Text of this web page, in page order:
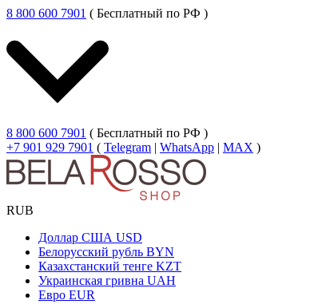
8 800 600 7901 ( Бесплатный по РФ )
8 800 600 7901 ( Бесплатный по РФ )
+7 901 929 7901 ( Telegram | WhatsApp | MAX )
RUB
Доллар США USD
Белорусский рубль BYN
Казахстанский тенге KZT
Украинская гривна UAH
Евро EUR